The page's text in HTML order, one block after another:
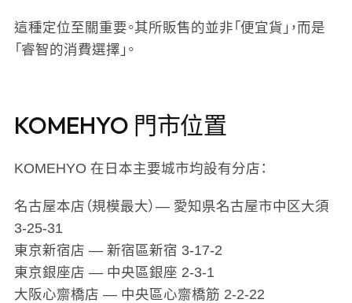
這種定位至關重要。其所販售的並非「便宜貨」，而是
「睿智的消費選擇」。
KOMEHYO 門市位置
KOMEHYO 在日本主要城市均設有分店：
名古屋本店 （規模最大）— 愛知県名古屋市中区大須
3-25-31
東京新宿店 — 新宿區新宿 3-17-2
東京銀座店 — 中央區銀座 2-3-1
大阪心齋橋店 — 中央區心齋橋筋 2-2-22